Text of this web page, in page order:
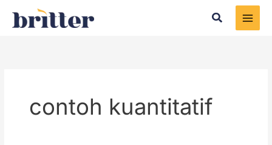
Search
contoh kuantitatif